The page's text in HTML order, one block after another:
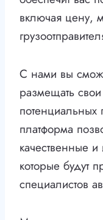
включая цену,
С нами вы
размещать
платформа
качественные
которые будут
специалистов